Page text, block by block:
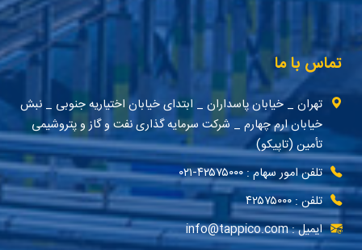
تماس با ما
تهران _ خیابان پاسداران _ ابتدای خیابان اختیاریه جنوبی _ نبش
خیابان ارم چهارم _ شرکت سرمایه گذاری نفت و گاز و پتروشیمی
تأمین (تاپیکو)
تلفن امور سهام : ۴۲۵۷۵۰۰۰-۰۲۱
تلفن : ۴۲۵۷۵۰۰۰
ایمیل : info@tappico.com